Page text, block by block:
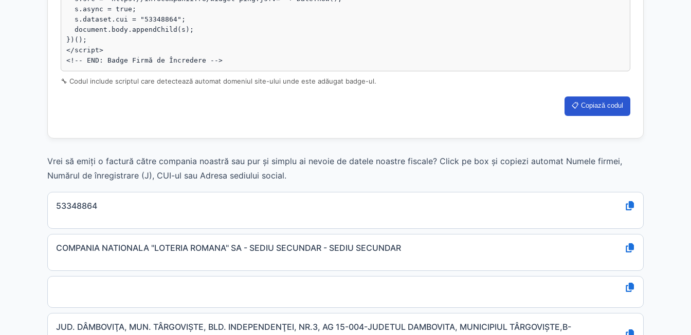
})();
</script>
<!-- END: Badge Firmă de Încredere -->
🔧 Codul include scriptul care detectează automat domeniul site-ului unde este adăugat badge-ul.
📋 Copiază codul
Vrei să emiți o factură către compania noastră sau pur și simplu ai nevoie de datele noastre fiscale? Click pe box și copiezi automat Numele firmei,
Numărul de înregistrare (J), CUI-ul sau Adresa sediului social.
53348864
COMPANIA NATIONALA "LOTERIA ROMANA" SA - SEDIU SECUNDAR - SEDIU SECUNDAR
JUD. DÂMBOVIŢA, MUN. TÂRGOVIŞTE, BLD. INDEPENDENŢEI, NR.3, AG 15-004-JUDETUL DAMBOVITA, MUNICIPIUL TÂRGOVIŞTE,B-